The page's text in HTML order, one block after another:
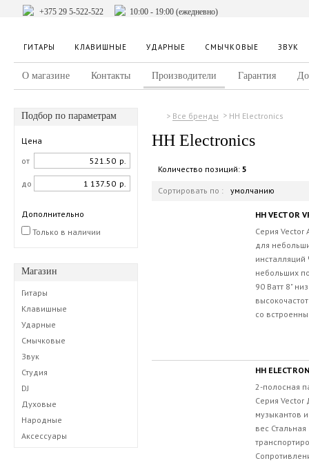
+375 29 5-522-522 10:00 - 19:00 (ежедневно)
ГИТАРЫ КЛАВИШНЫЕ УДАРНЫЕ СМЫЧКОВЫЕ ЗВУК
О магазине Контакты Производители Гарантия
Подбор по параметрам
Цена
от
р.
до р.
Дополнительно
Только в наличии
Магазин
Гитары
Клавишные
Ударные
Смычковые
Звук
Студия
DJ
Духовые
Народные
Аксессуары
Все бренды HH Electronics
HH Electronics
Количество позиций: 5
Сортировать по : умолчанию
HH VECTOR
Серия Vector
для
небольших
90 Ватт 8"
со
HH
2-полосная
Серия Vector
музыкантов
вес